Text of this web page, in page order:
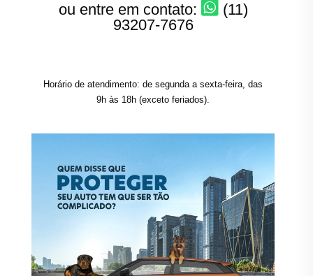
ou entre em contato:
(11)
93207-7676
Horário de atendimento: de segunda a sexta-feira, das
9h às 18h (exceto feriados).